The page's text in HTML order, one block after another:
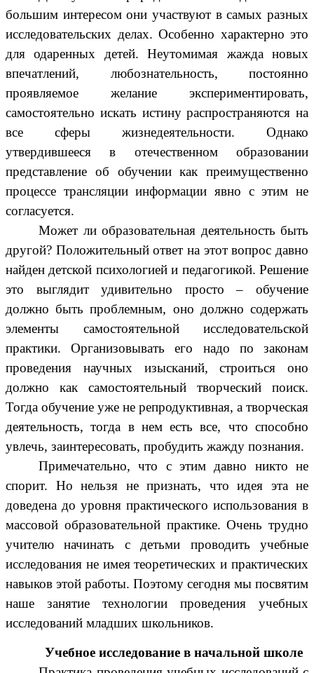
большим интересом они участвуют в самых разных
исследовательских делах. Особенно характерно это
для одаренных детей. Неутомимая жажда новых
впечатлений, любознательность, постоянно
проявляемое желание экспериментировать,
самостоятельно искать истину распространяются на
все сферы жизнедеятельности. Однако
утвердившееся в отечественном образовании
представление об обучении как преимущественно
процессе трансляции информации явно с этим не
согласуется.
Может ли образовательная деятельность быть
другой? Положительный ответ на этот вопрос давно
найден детской психологией и педагогикой. Решение
это выглядит удивительно просто – обучение
должно быть проблемным, оно должно содержать
элементы самостоятельной исследовательской
практики. Организовывать его надо по законам
проведения научных изысканий, строиться оно
должно как самостоятельный творческий поиск.
Тогда обучение уже не репродуктивная, а творческая
деятельность, тогда в нем есть все, что способно
увлечь, заинтересовать, пробудить жажду познания.
Примечательно, что с этим давно никто не
спорит. Но нельзя не признать, что идея эта не
доведена до уровня практического использования в
массовой образовательной практике. Очень трудно
учителю начинать с детьми проводить учебные
исследования не имея теоретических и практических
навыков этой работы. Поэтому сегодня мы посвятим
наше занятие технологии проведения учебных
исследований младших школьников.
Учебное исследование в начальной школе